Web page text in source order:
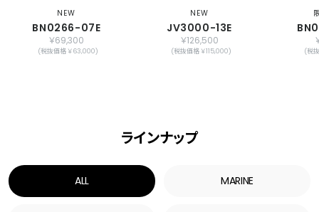
NEW
BN0266-07E
￥69,300
(税抜価格 ￥63,000)
NEW
JV3000-13E
￥126,500
(税抜価格 ￥115,000) (税
ラインナップ
ALL MARINE